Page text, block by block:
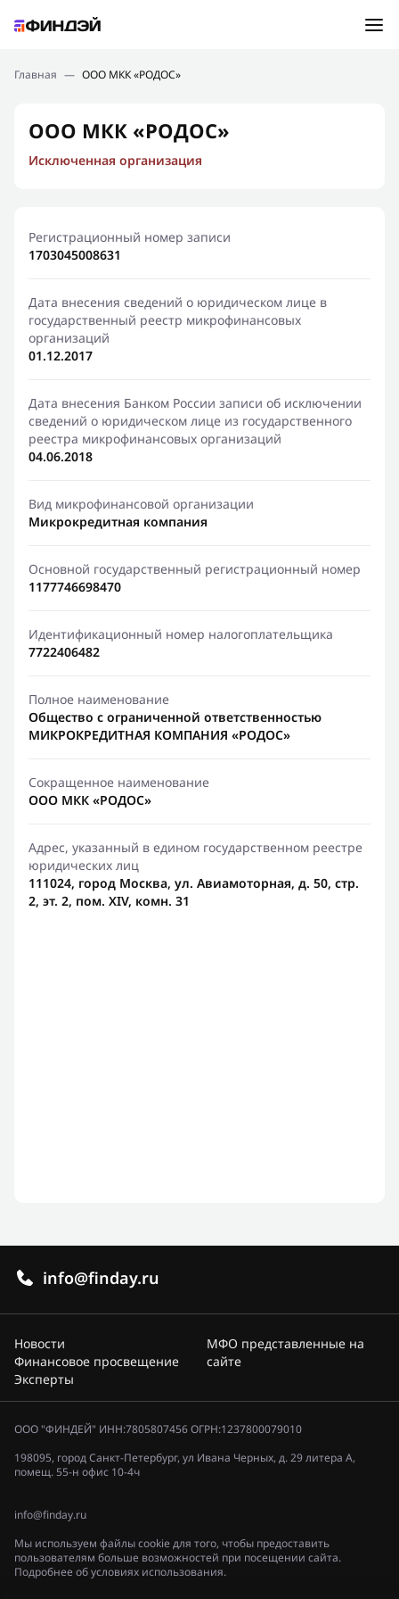
Подбор займа
Новости
Финансовое просвещение
Главная — ООО МКК «РОДОС»
ООО МКК «РОДОС»
Исключенная организация
Регистрационный номер записи
1703045008631
Дата внесения сведений о юридическом лице в
государственный реестр микрофинансовых
организаций
01.12.2017
Дата внесения Банком России записи об исключении
сведений о юридическом лице из государственного
реестра микрофинансовых организаций
04.06.2018
Вид микрофинансовой организации
Микрокредитная компания
Основной государственный регистрационный номер
1177746698470
Идентификационный номер налогоплательщика
7722406482
Полное наименование
Общество с ограниченной ответственностью
МИКРОКРЕДИТНАЯ КОМПАНИЯ «РОДОС»
Сокращенное наименование
ООО МКК «РОДОС»
Адрес, указанный в едином государственном реестре
юридических лиц
111024, город Москва, ул. Авиамоторная, д. 50, стр.
2, эт. 2, пом. XIV, комн. 31
info@finday.ru
Новости
Финансовое просвещение
Эксперты
МФО представленные на
сайте
ООО "ФИНДЕЙ" ИНН:7805807456 ОГРН:1237800079010
198095, город Санкт-Петербург, ул Ивана Черных, д. 29 литера А,
помещ. 55-н офис 10-4ч
info@finday.ru
Мы используем файлы cookie для того, чтобы предоставить
пользователям больше возможностей при посещении сайта.
Подробнее об условиях использования.
Ошибка:Контактная форма не найдена.
Спасибо, что написали нам
Мы свяжемся с Вами в ближайшее время и сообщим
результат
Отправить новый запрос